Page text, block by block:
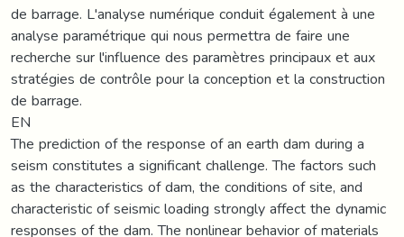
de barrage. L'analyse numérique conduit également à une
analyse paramétrique qui nous permettra de faire une
recherche sur l'influence des paramètres principaux et aux
stratégies de contrôle pour la conception et la construction
de barrage.
EN
The prediction of the response of an earth dam during a
seism constitutes a significant challenge. The factors such
as the characteristics of dam, the conditions of site, and
characteristic of seismic loading strongly affect the dynamic
responses of the dam. The nonlinear behavior of materials